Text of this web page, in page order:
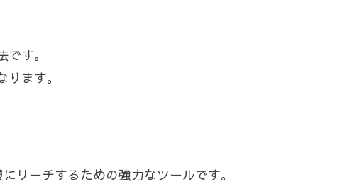
す。
ます。
ーチするための強力なツールです。